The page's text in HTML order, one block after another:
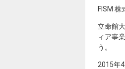
FISM 株
立命館
ィア事
う。
2015年